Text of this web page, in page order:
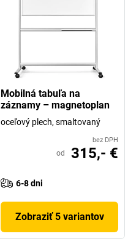
Mobilná tabuľa na
záznamy – magnetoplan
oceľový plech, smaltovaný
bez DPH
od 315,- €
6-8 dni
Zobraziť 5 variantov